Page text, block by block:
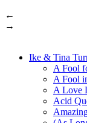
←
→
Ike & Tina
A Fool
A Fool
A Love
Acid